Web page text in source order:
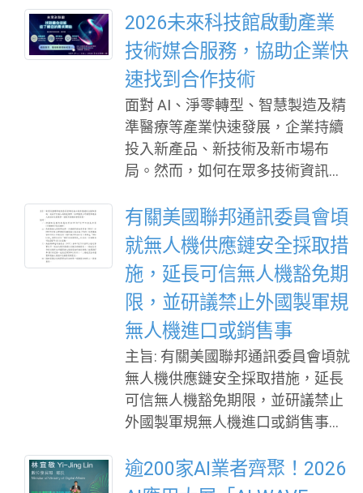
成果，打造政府、城市與產業跨域
合作的
在賽場上接受技術、時間壓力及臨
場應變等多重考驗，充分展現新世
代技能人才的專注、紀律及解決問
題能力。 賴總統致詞表示，全國技
能競賽是臺灣技能競技的最高殿
堂，雖然獎牌有金、銀、銅之分，
但每一項技能都是一門專業功夫；
只要毫無保留、盡情發揮，每一位
完成比賽的選手，都是今天及人生
場域上的贏家。每一項技術都能撐
起一個家庭、壯大一個產業、成就
一個國家，選
始終秉持勇於承擔、堅持創新的精
神，帶領企業突破困境、開拓新
局，對台灣半導體及高科技產業的
發展貢獻卓著，其遠見、毅力與企
業家精神，令人由衷敬佩。 黃董事
長的辭世，是家屬、力積電全體同
仁及台灣科技產業共同的損失。謹
代表台北市電腦公會全體理監事、
積電全體同仁，致上最深切的哀悼
與誠摯慰問。 黃董事長一生為台灣
科技產業開創新局的志業與精神，
將長留產業界心中，也必將激勵後
來者繼續前行。 敬願黃崇仁董事長
安息，並盼家屬及力積電全體同仁
節哀珍重。 台北市電腦公會理事長
陳俊聖暨全體理監事、會員及同仁
敬悼
2026未來科技館啟動產業
技術媒合服務，協助企業快
速找到合作技術
面對 AI、淨零轉型、智慧製造及精
準醫療等產業快速發展，企業持續
投入新產品、新技術及新市場布
局。然而，如何在眾多技術資訊中
建立具合作潛力的夥伴關係，已成
為企業創新布局的重要課題。 為協
助企業提升技術媒合效率，未來科
技館即日起正式啟動「產業技術媒
合服務」。企業只需填寫技術需
求、應用方向及合作期待，主辦單
位將依據企業需求推薦適合的科研
技術，協助企業更有效率地找到合
作機會，縮短搜尋與媒合時間。 未
來科技館將於9月17日至19日在台
北世貿一館展出，集結全臺超過百
項前瞻科研成果，涵蓋AI應用、半
導體與光電通訊、生技新藥與醫
有關美國聯邦通訊委員會頃
就無人機供應鏈安全採取措
施，延長可信無人機豁免期
限，並研議禁止外國製軍規
無人機進口或銷售事
主旨: 有關美國聯邦通訊委員會頃就
無人機供應鏈安全採取措施，延長
可信無人機豁免期限，並研議禁止
外國製軍規無人機進口或銷售事，
據駐美國代表處經濟組115年7月22
日經美字第1150000832號函辦
逾200家AI業者齊聚！2026